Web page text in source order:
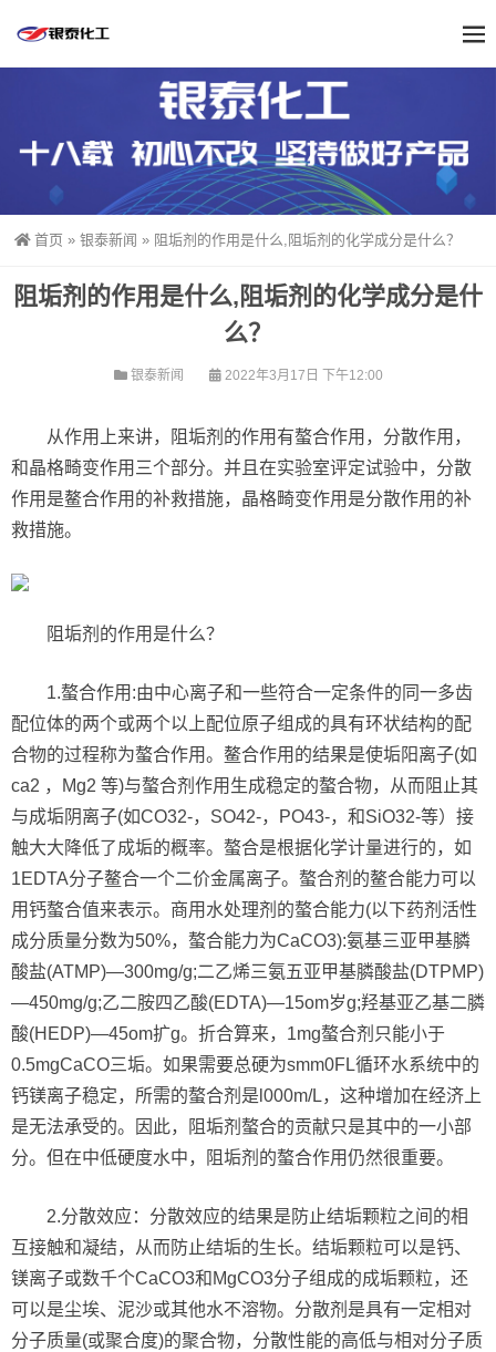
首页 » 银泰新闻 » 阻垢剂的作用是什么,阻垢剂的化学成分是什么？
阻垢剂的作用是什么,阻垢剂的化学成分是什
么？
银泰新闻 2022年3月17日 下午12:00
从作用上来讲，阻垢剂的作用有螯合作用，分散作用，
和晶格畸变作用三个部分。并且在实验室评定试验中，分散
作用是鳌合作用的补救措施，晶格畸变作用是分散作用的补
救措施。
阻垢剂的作用是什么？
1.螯合作用:由中心离子和一些符合一定条件的同一多齿
配位体的两个或两个以上配位原子组成的具有环状结构的配
合物的过程称为螯合作用。鳌合作用的结果是使垢阳离子(如
ca2 ，Mg2 等)与螯合剂作用生成稳定的螯合物，从而阻止其
与成垢阴离子(如CO32-，SO42-，PO43-，和SiO32-等）接
触大大降低了成垢的概率。螯合是根据化学计量进行的，如
1EDTA分子鳌合一个二价金属离子。螯合剂的鳌合能力可以
用钙螯合值来表示。商用水处理剂的螯合能力(以下药剂活性
成分质量分数为50%，螯合能力为CaCO3):氨基三亚甲基膦
酸盐(ATMP)—300mg/g;二乙烯三氨五亚甲基膦酸盐(DTPMP)
—450mg/g;乙二胺四乙酸(EDTA)—15om岁g;羟基亚乙基二膦
酸(HEDP)—45om扩g。折合算来，1mg螯合剂只能小于
0.5mgCaCO三垢。如果需要总硬为smm0FL循环水系统中的
钙镁离子稳定，所需的螯合剂是l000m/L，这种增加在经济上
是无法承受的。因此，阻垢剂螯合的贡献只是其中的一小部
分。但在中低硬度水中，阻垢剂的螯合作用仍然很重要。
2.分散效应：分散效应的结果是防止结垢颗粒之间的相
互接触和凝结，从而防止结垢的生长。结垢颗粒可以是钙、
镁离子或数千个CaCO3和MgCO3分子组成的成垢颗粒，还
可以是尘埃、泥沙或其他水不溶物。分散剂是具有一定相对
分子质量(或聚合度)的聚合物，分散性能的高低与相对分子质